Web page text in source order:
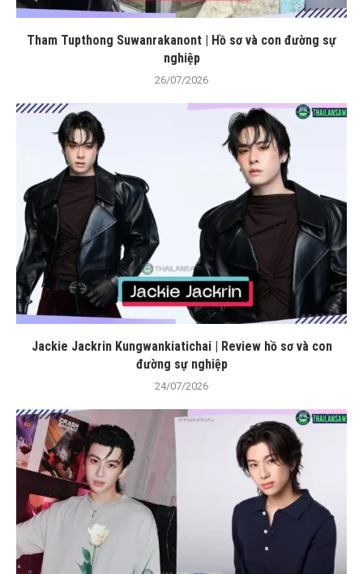
Tham Tupthong Suwanrakanont | Hồ sơ và con đường sự
nghiệp
26/07/2026
Jackie Jackrin Kungwankiatichai | Review hồ sơ và con
đường sự nghiệp
24/07/2026